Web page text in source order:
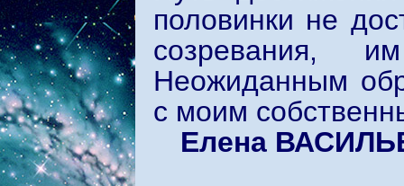
половинки не
созревания,
Неожиданным
с моим
Елена